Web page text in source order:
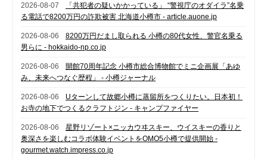
2026-08-07
「共犯者の疑いかかっている」 “警視庁のオダイラ”名乗
る電話で8200万円の詐欺被害 北海道小樽市 - article.auone.jp
2026-08-06
8200万円だまし取られる 小樽の80代女性、警官名乗る
男らに - hokkaido-np.co.jp
2026-08-06
開館70周年記念 小樽市総合博物館でミニ企画展「あゆ
み、未来へつなぐ歴程」 - 小樽ジャーナル
2026-08-06
Uターンして故郷小樽に蒸留所をつくりたい。日本初！
お寺の地下でつくるクラフトジン - キャンプファイヤー
2026-08-06
星野リゾート×ニッカウヰスキー、ウイスキーの香りと
奥深さを楽しむコラボ体験イベントをOMO5小樽で提供開始 -
gourmet.watch.impress.co.jp